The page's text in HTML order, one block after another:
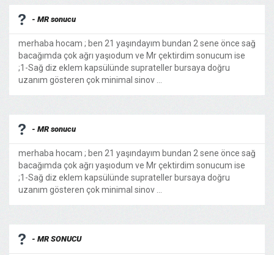
- MR sonucu
merhaba hocam ; ben 21 yaşındayım bundan 2 sene önce sağ
bacağımda çok ağrı yaşıodum ve Mr çektirdim sonucum ise
;1-Sağ diz eklem kapsülünde suprateller bursaya doğru
uzanım gösteren çok minimal sinov ...
- MR sonucu
merhaba hocam ; ben 21 yaşındayım bundan 2 sene önce sağ
bacağımda çok ağrı yaşıodum ve Mr çektirdim sonucum ise
;1-Sağ diz eklem kapsülünde suprateller bursaya doğru
uzanım gösteren çok minimal sinov ...
- MR SONUCU